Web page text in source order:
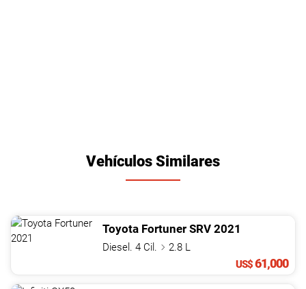
Vehículos Similares
Toyota Fortuner SRV 2021
Diesel. 4 Cil.
2.8 L
US$61,000